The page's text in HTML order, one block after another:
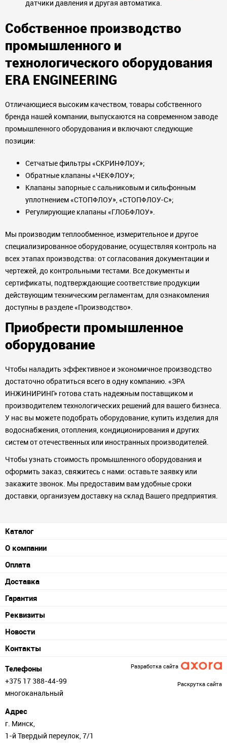
датчики давления и другая автоматика.
Собственное производство
промышленного и
технологического оборудования
ERA ENGINEERING
Отличающиеся высоким качеством, товары собственного
бренда нашей компании, выпускаются на современном заводе
промышленного оборудования и включают следующие
позиции:
Сетчатые фильтры «СКРИНФЛОУ»;
Обратные клапаны «ЧЕКФЛОУ»;
Клапаны запорные с сальниковым и сильфонным
уплотнением «СТОПФЛОУ», «СТОПФЛОУ-С»;
Регулирующие клапаны «ГЛОБФЛОУ».
Мы производим теплообменное, измерительное и другое
специализированное оборудование, осуществляя контроль на
всех этапах производства: от согласования документации и
чертежей, до контрольными тестами. Все документы и
сертификаты, подтверждающие соответствие продукции
действующим техническим регламентам, для ознакомления
доступны в разделе «Производство».
Приобрести промышленное
оборудование
Чтобы наладить эффективное и экономичное производство
достаточно обратиться всего в одну компанию. «ЭРА
ИНЖИНИРИНГ» готова стать надежным поставщиком и
производителем технологических решений для вашего бизнеса.
У нас вы можете подобрать оборудование, купить изделия для
водоснабжения, отопления, кондиционирования и других
систем от отечественных или иностранных производителей.
Чтобы узнать стоимость промышленного оборудования и
оформить заказ, свяжитесь с нами: оставьте заявку или
закажите звонок. Мы предоставим вам удобные сроки
доставки, организуем доставку на склад Вашего предприятия.
Каталог
О компании
Оплата
Доставка
Гарантия
Реквизиты
Новости
Контакты
Телефоны
+375 17 388-44-99
многоканальный
Адрес
г. Минск,
1-й Твердый переулок, 7/1
Разработка сайта
Раскрутка сайта